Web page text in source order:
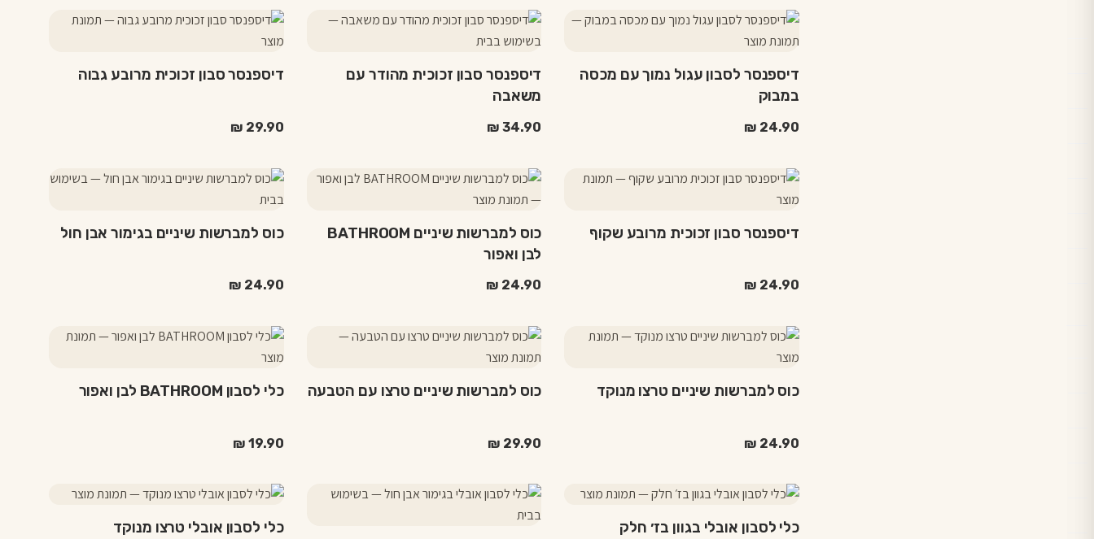
את
בעמוד
המוצר
דיספנסר לסבון עגול נמוך עם מכסה
במבוק
₪ 24.90
דיספנסר סבון זכוכית מהודר עם
משאבה
₪ 34.90
למוצר
זה
מספר
סוגים.
ניתן
את
האפשרויות
בעמוד
המוצר
דיספנסר סבון זכוכית מרובע גבוה
₪ 29.90
דיספנסר סבון זכוכית מרובע שקוף
₪ 24.90
כוס למברשות שיניים BATHROOM
לבן ואפור
₪ 24.90
למוצר
זה
מספר
סוגים.
ניתן
את
האפשרויות
בעמוד
המוצר
כוס למברשות שיניים בגימור אבן חול
₪ 24.90
כוס למברשות שיניים טרצו מנוקד
₪ 24.90
כוס למברשות שיניים טרצו עם הטבעה
₪ 29.90
כלי לסבון BATHROOM לבן ואפור
₪ 19.90
למוצר
זה
מספר
ניתן
את
בעמוד
כלי לסבון אובלי בגוון בז׳ חלק כלי לסבון אובלי טרצו מנוקד